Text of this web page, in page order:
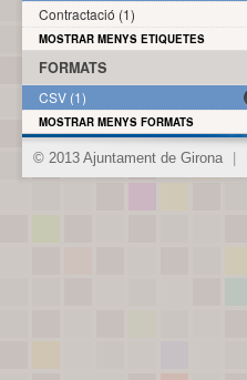
Contractació (1)
MOSTRAR MENYS ETIQUETES
FORMATS
CSV (1)
MOSTRAR MENYS FORMATS
© 2013 Ajuntament de Girona